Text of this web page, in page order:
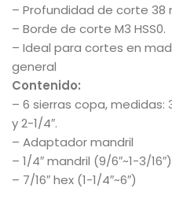
– Profundidad de corte 38
– Borde de corte M3 HSS0.
– Ideal para cortes en
general
Contenido:
– 6 sierras copa, medidas:
y 2-1/4″.
– Adaptador mandril
– 1/4″ mandril (9/6″~1-3/16″)
– 7/16″ hex (1-1/4″~6″)